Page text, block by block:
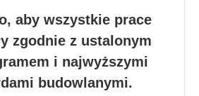
aby wszystkie prace
zgodnie z ustalonym
i najwyższymi
budowlanymi.